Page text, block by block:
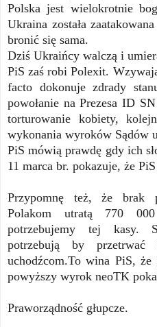
Polska jest wielokrotnie
Ukraina została
bronić się sama.
Dziś Ukraińcy walczą i
PiS zaś robi Polexit.
facto dokonuje zdrady
powołanie na Prezesa ID
torturowanie kobiety,
wykonania wyroków Sądów
PiS mówią prawdę gdy ich
11 marca br. pokazuje, że
Przypomnę też, że brak
Polakom utratą 770
potrzebujemy tej kasy.
potrzebują by
uchodźcom.To wina PiS,
powyższy wyrok neoTK
Praworządność głupcze.